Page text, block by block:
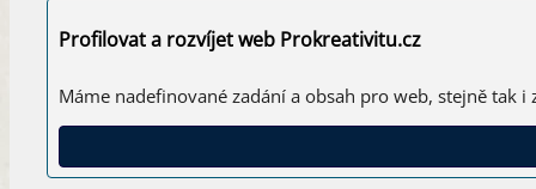
Profilovat a rozvíjet web Prokreativitu.cz
Máme nadefinované zadání a obsah pro web, stejně tak